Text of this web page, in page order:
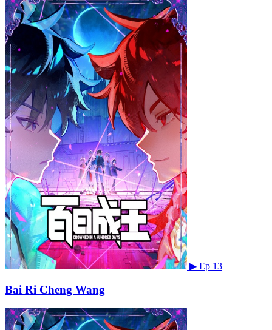
▶ Ep 13
Bai Ri Cheng Wang